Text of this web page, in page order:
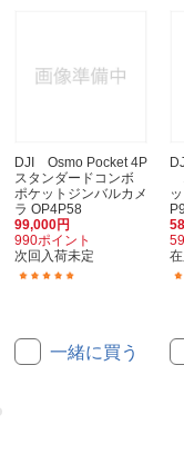
DJI Osmo Pocket 4P
スタンダードコンボ
ポケットジンバルカメ
ラ OP4P58
99,000円
990ポイント
次回入荷未定
一緒に買う